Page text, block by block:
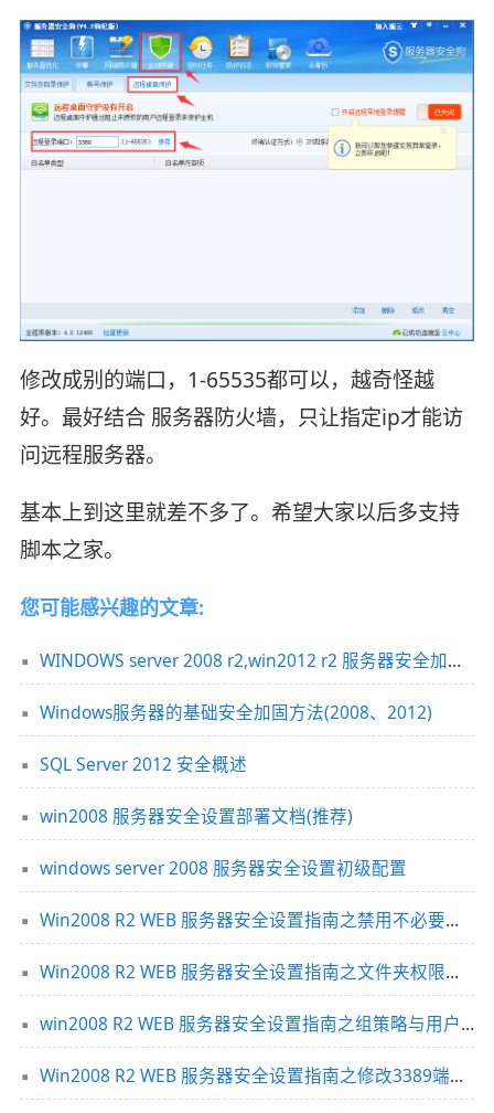
修改成别的端口，1-65535都可以，越奇怪越
好。最好结合 服务器防火墙，只让指定ip才能访
问远程服务器。
基本上到这里就差不多了。希望大家以后多支持
脚本之家。
您可能感兴趣的文章:
WINDOWS server 2008 r2,win2012 r2 服务器安全加固实战
Windows服务器的基础安全加固方法(2008、2012)
SQL Server 2012 安全概述
win2008 服务器安全设置部署文档(推荐)
windows server 2008 服务器安全设置初级配置
Win2008 R2 WEB 服务器安全设置指南之禁用不必要的服务和关闭端口
Win2008 R2 WEB 服务器安全设置指南之文件夹权限设置技巧
win2008 R2 WEB 服务器安全设置指南之组策略与用户设置
Win2008 R2 WEB 服务器安全设置指南之修改3389端口与更新补丁